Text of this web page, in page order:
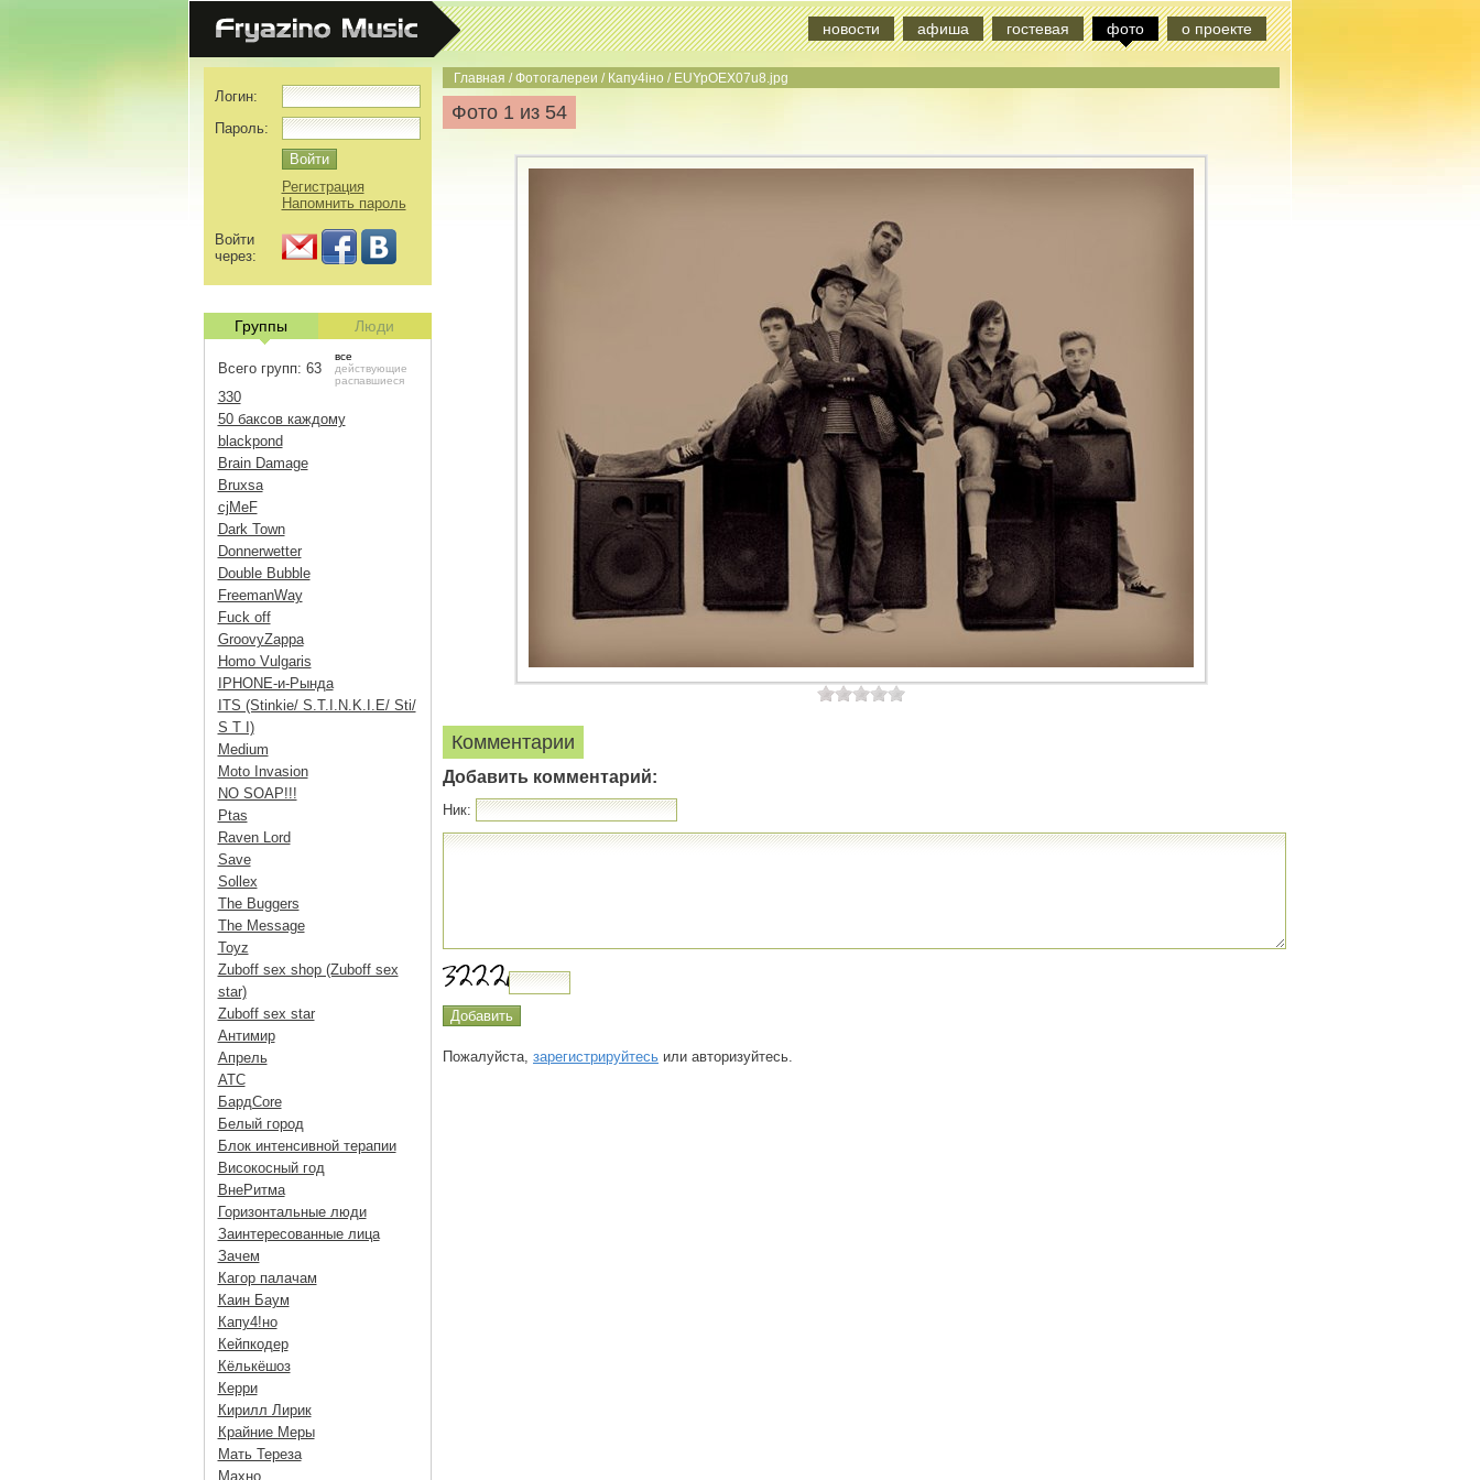
новости афиша гостевая фото о проекте
Главная /Фотогалереи / Капу4iно / EUYpOEX07u8.jpg
Фото 1 из 54
Комментарии
Добавить комментарий:
Ник:
Пожалуйста, зарегистрируйтесь или авторизуйтесь.
Логин:
Пароль:
Регистрация
Напомнить пароль
Войти
через:
Группы Люди
Всего групп: 63
все
действующие
распавшиеся
330
50 баксов каждому
blackpond
Brain Damage
Bruxsa
cjMeF
Dark Town
Donnerwetter
Double Bubble
FreemanWay
Fuck off
GroovyZappa
Homo Vulgaris
IPHONE-и-Рында
ITS (Stinkie/ S.T.I.N.K.I.E/ Sti/
S T I)
Medium
Moto Invasion
NO SOAP!!!
Ptas
Raven Lord
Save
Sollex
The Buggers
The Message
Toyz
Zuboff sex shop (Zuboff sex
star)
Zuboff sex star
Антимир
Апрель
АТС
БардCore
Белый город
Блок интенсивной терапии
Високосный год
ВнеРитма
Горизонтальные люди
Заинтересованные лица
Зачем
Кагор палачам
Каин Баум
Капу4!но
Кейпкодер
Кёлькёшоз
Керри
Кирилл Лирик
Крайние Меры
Мать Тереза
Махно